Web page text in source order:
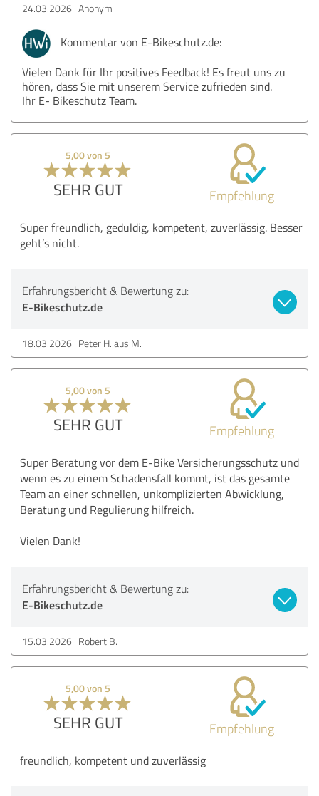
24.03.2026 Anonym
Kommentar von E-Bikeschutz.de:
Vielen Dank für Ihr positives Feedback! Es freut uns zu
hören, dass Sie mit unserem Service zufrieden sind.
Ihr E- Bikeschutz Team.
5,00 von 5
SEHR GUT Empfehlung
Super freundlich, geduldig, kompetent, zuverlässig. Besser
geht’s nicht.
Erfahrungsbericht & Bewertung zu:
E-Bikeschutz.de
18.03.2026 Peter H. aus M.
5,00 von 5
SEHR GUT Empfehlung
Super Beratung vor dem E-Bike Versicherungsschutz und
wenn es zu einem Schadensfall kommt, ist das gesamte
Team an einer schnellen, unkomplizierten Abwicklung,
Beratung und Regulierung hilfreich.
Vielen Dank!
Erfahrungsbericht & Bewertung zu:
E-Bikeschutz.de
15.03.2026 Robert B.
5,00 von 5
SEHR GUT Empfehlung
freundlich, kompetent und zuverlässig